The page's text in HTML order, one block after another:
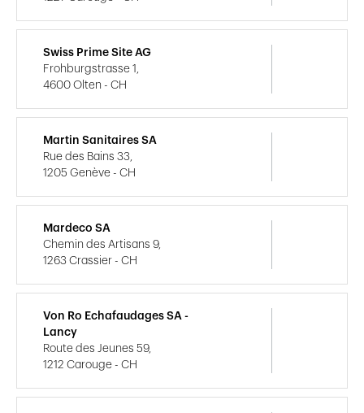
Swiss Prime Site AG
Frohburgstrasse 1,
4600 Olten - CH
Martin Sanitaires SA
Rue des Bains 33,
1205 Genève - CH
Mardeco SA
Chemin des Artisans 9,
1263 Crassier - CH
Von Ro Echafaudages SA -
Lancy
Route des Jeunes 59,
1212 Carouge - CH